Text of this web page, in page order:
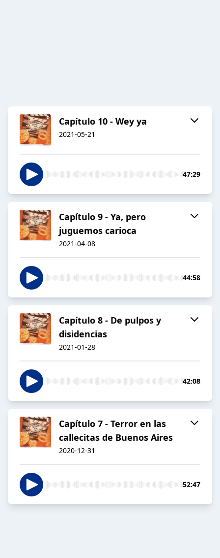
Capítulo 10 - Wey ya
2021-05-21
47:29
Capítulo 9 - Ya, pero
juguemos carioca
2021-04-08
44:58
Capítulo 8 - De pulpos y
disidencias
2021-01-28
42:08
Capítulo 7 - Terror en las
callecitas de Buenos Aires
2020-12-31
52:47